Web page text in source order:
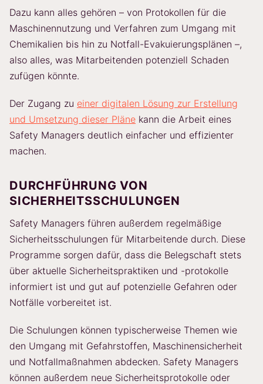
Dazu kann alles gehören – von Protokollen für die
Maschinennutzung und Verfahren zum Umgang mit
Chemikalien bis hin zu Notfall-Evakuierungsplänen –,
also alles, was Mitarbeitenden potenziell Schaden
zufügen könnte.
Der Zugang zu einer digitalen Lösung zur Erstellung
und Umsetzung dieser Pläne kann die Arbeit eines
Safety Managers deutlich einfacher und effizienter
machen.
DURCHFÜHRUNG VON
SICHERHEITSSCHULUNGEN
Safety Managers führen außerdem regelmäßige
Sicherheitsschulungen für Mitarbeitende durch. Diese
Programme sorgen dafür, dass die Belegschaft stets
über aktuelle Sicherheitspraktiken und -protokolle
informiert ist und gut auf potenzielle Gefahren oder
Notfälle vorbereitet ist.
Die Schulungen können typischerweise Themen wie
den Umgang mit Gefahrstoffen, Maschinensicherheit
und Notfallmaßnahmen abdecken. Safety Managers
können außerdem neue Sicherheitsprotokolle oder